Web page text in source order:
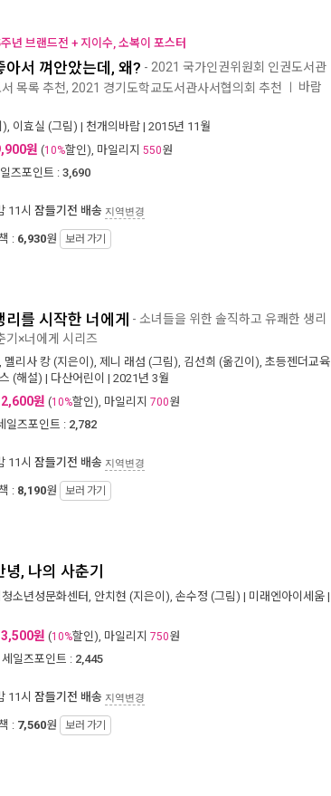
년 브랜드전 + 지이수, 소복이 포스터
아서 껴안았는데, 왜? - 2021 국가인권위원회 인권도서관
목록 추천, 2021 경기도학교도서관사서협의회 추천 바람
), 이효실 (그림) | 천개의바람 | 2015년 11월
원 (10%할인), 마일리지 550원
즈포인트 : 3,690
11시 잠들기전 배송 지역변경
: 6,930원 보러 가기
리를 시작한 너에게 - 소녀들을 위한 솔직하고 유쾌한 생리
기×너에게 시리즈
, 멜리사 캉 (지은이), 제니 래섬 (그림), 김선희 (옮긴이), 초등젠더교육
(해설) | 다산어린이 | 2021년 3월
원 (10%할인), 마일리지 700원
일즈포인트 : 2,782
11시 잠들기전 배송 지역변경
: 8,190원 보러 가기
녕, 나의 사춘기
소년성문화센터, 안치현 (지은이), 손수정 (그림) | 미래엔아이세움 |
원 (10%할인), 마일리지 750원
일즈포인트 : 2,445
11시 잠들기전 배송 지역변경
: 7,560원 보러 가기